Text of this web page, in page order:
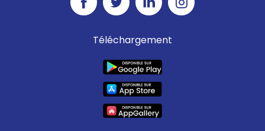
Téléchargement